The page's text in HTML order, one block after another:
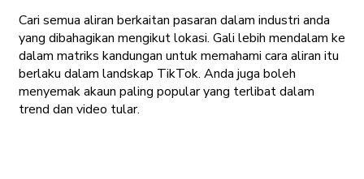
Cari semua aliran berkaitan pasaran dalam industri anda
yang dibahagikan mengikut lokasi. Gali lebih mendalam ke
dalam matriks kandungan untuk memahami cara aliran itu
berlaku dalam landskap TikTok. Anda juga boleh
menyemak akaun paling popular yang terlibat dalam
trend dan video tular.